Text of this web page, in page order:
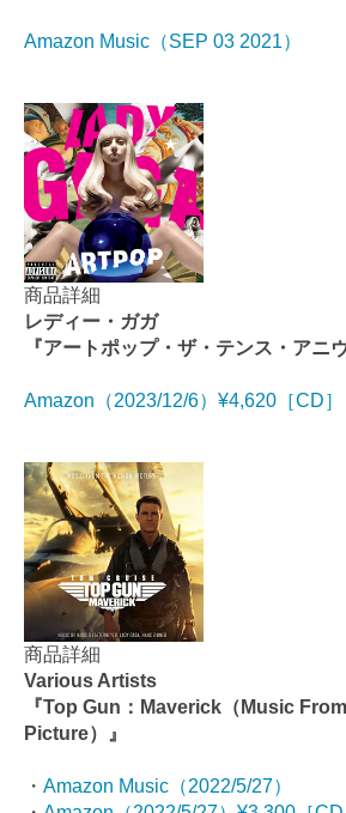
Amazon Music（SEP 03 2021）
商品詳細
レディー・ガガ
『アートポップ・ザ・テンス・アニ
Amazon（2023/12/6）¥4,620［CD］
商品詳細
Various Artists
『Top Gun：Maverick（Music
Picture）』
・ Amazon Music（2022/5/27）